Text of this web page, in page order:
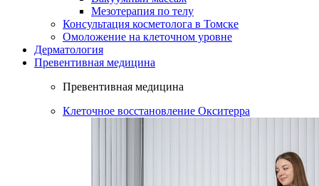
Мезотерапия по телу
Консультация косметолога в Томске
Омоложение на клеточном уровне
Дерматология
Превентивная медицина
Превентивная медицина
Клеточное восстановление Окситерра